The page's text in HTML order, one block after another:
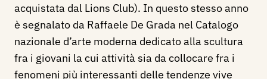
acquistata dal Lions Club). In questo stesso anno
è segnalato da Raffaele De Grada nel Catalogo
nazionale d’arte moderna dedicato alla scultura
fra i giovani la cui attività sia da collocare fra i
fenomeni più interessanti delle tendenze vive